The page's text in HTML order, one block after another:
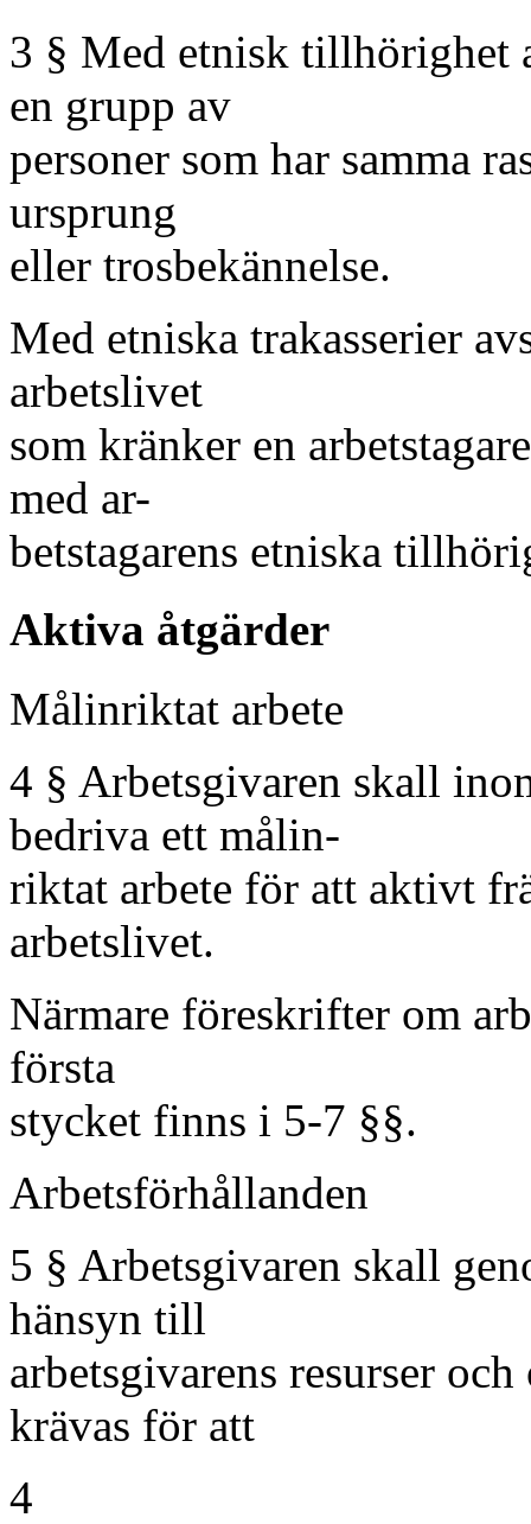
3 § Med etnisk tillhörighet
en grupp av
personer som har samma
ursprung
eller trosbekännelse.
Med etniska trakasserier
arbetslivet
som kränker en
med ar-
betstagarens etniska
Aktiva åtgärder
Målinriktat arbete
4 § Arbetsgivaren skall
bedriva ett målin-
riktat arbete för att aktivt
arbetslivet.
Närmare föreskrifter om
första
stycket finns i 5-7 §§.
Arbetsförhållanden
5 § Arbetsgivaren skall
hänsyn till
arbetsgivarens resurser
krävas för att
4